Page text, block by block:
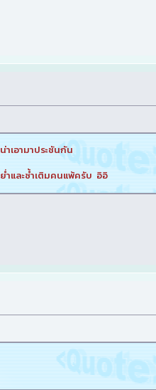
เอามาประชันกัน
ำและซ้ำเติมคนแพ้ครับ อิอิ